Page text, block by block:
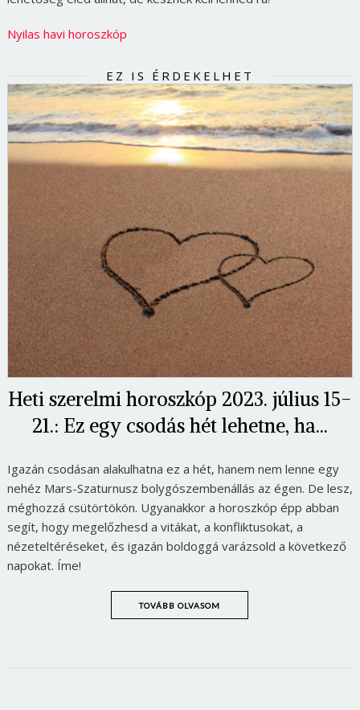
Nyilas havi horoszkóp
EZ IS ÉRDEKELHET
Heti szerelmi horoszkóp 2023. július 15-
21.: Ez egy csodás hét lehetne, ha...
Igazán csodásan alakulhatna ez a hét, hanem nem lenne egy
nehéz Mars-Szaturnusz bolygószembenállás az égen. De lesz,
méghozzá csütörtökön. Ugyanakkor a horoszkóp épp abban
segít, hogy megelőzhesd a vitákat, a konfliktusokat, a
nézeteltéréseket, és igazán boldoggá varázsold a következő
napokat. Íme!
TOVÁBB OLVASOM